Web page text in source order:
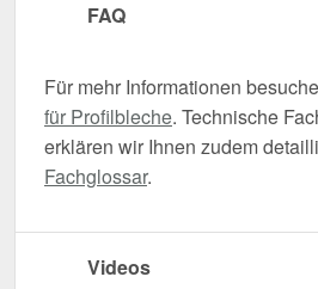
FAQ
Für mehr Informationen
für Profilbleche. Technische
erklären wir Ihnen zudem
Fachglossar.
Videos